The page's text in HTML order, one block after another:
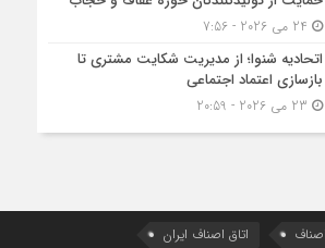
اتحادیه شنوا؛ از مدیریت شکایت مشتری تا
بازسازی اعتماد اجتماعی ‌
اتاق اصناف ایران